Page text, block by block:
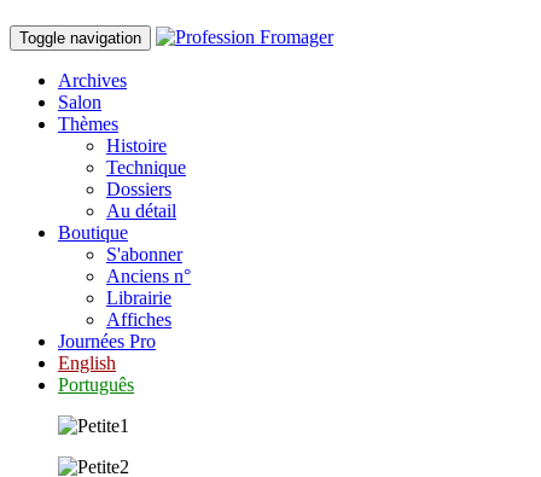
Toggle navigation
Archives
Salon
Thèmes
Histoire
Technique
Dossiers
Au détail
Boutique
S'abonner
Anciens n°
Librairie
Affiches
Journées Pro
English
Português